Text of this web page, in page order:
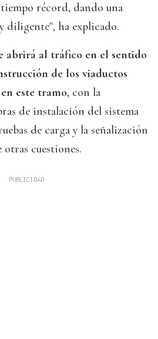
récord, dando una
diligente", ha explicado.
abrirá al tráfico en el sentido
de los viaductos
este tramo, con la
de instalación del sistema
de carga y la señalización
cuestiones.